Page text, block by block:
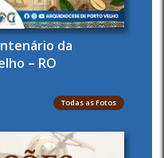
da
– RO
Todas as Fotos